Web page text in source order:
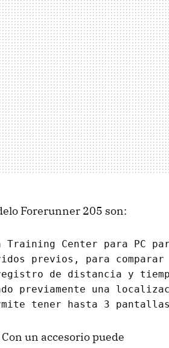
Forerunner 205 son:
Training Center para PC
previos, para
de distancia y
previamente una
un accesorio puede